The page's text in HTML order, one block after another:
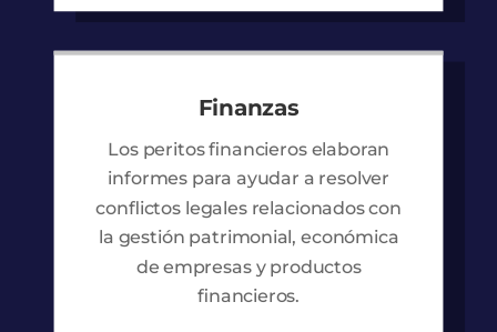
Finanzas
Los peritos financieros elaboran
informes para ayudar a resolver
conflictos legales relacionados con
la gestión patrimonial, económica
de empresas y productos
financieros.